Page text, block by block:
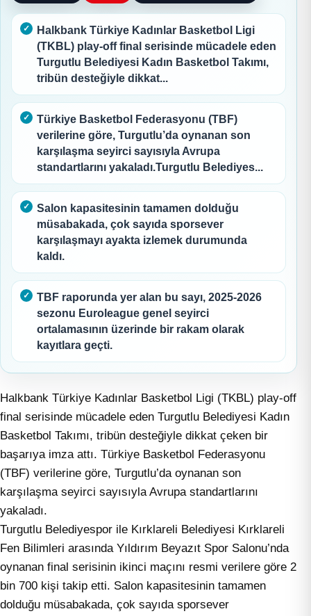
Halkbank Türkiye Kadınlar Basketbol Ligi
(TKBL) play-off final serisinde mücadele eden
Turgutlu Belediyesi Kadın Basketbol Takımı,
tribün desteğiyle dikkat...
Türkiye Basketbol Federasyonu (TBF)
verilerine göre, Turgutlu’da oynanan son
karşılaşma seyirci sayısıyla Avrupa
standartlarını yakaladı.Turgutlu Belediyes...
Salon kapasitesinin tamamen dolduğu
müsabakada, çok sayıda sporsever
karşılaşmayı ayakta izlemek durumunda
kaldı.
TBF raporunda yer alan bu sayı, 2025-2026
sezonu Euroleague genel seyirci
ortalamasının üzerinde bir rakam olarak
kayıtlara geçti.
Halkbank Türkiye Kadınlar Basketbol Ligi (TKBL) play-off
final serisinde mücadele eden Turgutlu Belediyesi Kadın
Basketbol Takımı, tribün desteğiyle dikkat çeken bir
başarıya imza attı. Türkiye Basketbol Federasyonu
(TBF) verilerine göre, Turgutlu’da oynanan son
karşılaşma seyirci sayısıyla Avrupa standartlarını
yakaladı.
Turgutlu Belediyespor ile Kırklareli Belediyesi Kırklareli
Fen Bilimleri arasında Yıldırım Beyazıt Spor Salonu’nda
oynanan final serisinin ikinci maçını resmi verilere göre 2
bin 700 kişi takip etti. Salon kapasitesinin tamamen
dolduğu müsabakada, çok sayıda sporsever